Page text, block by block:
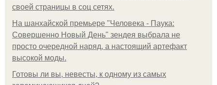
своей страницы в соц сетях.
На шанхайской премьере "Человека - Паука:
Совершенно Новый День" зендея выбрала не
просто очередной наряд, а настоящий артефакт
высокой моды.
Готовы ли вы, невесты, к одному из самых